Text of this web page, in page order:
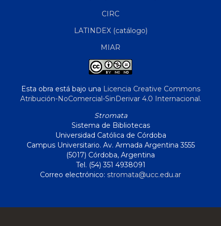
CIRC
LATINDEX (catálogo)
MIAR
Esta obra está bajo una Licencia Creative Commons
Atribución-NoComercial-SinDerivar 4.0 Internacional.
Stromata
Sistema de Bibliotecas
Universidad Católica de Córdoba
Campus Universitario. Av. Armada Argentina 3555
(5017) Córdoba, Argentina
Tel. (54) 351 4938091
Correo electrónico: stromata@ucc.edu.ar